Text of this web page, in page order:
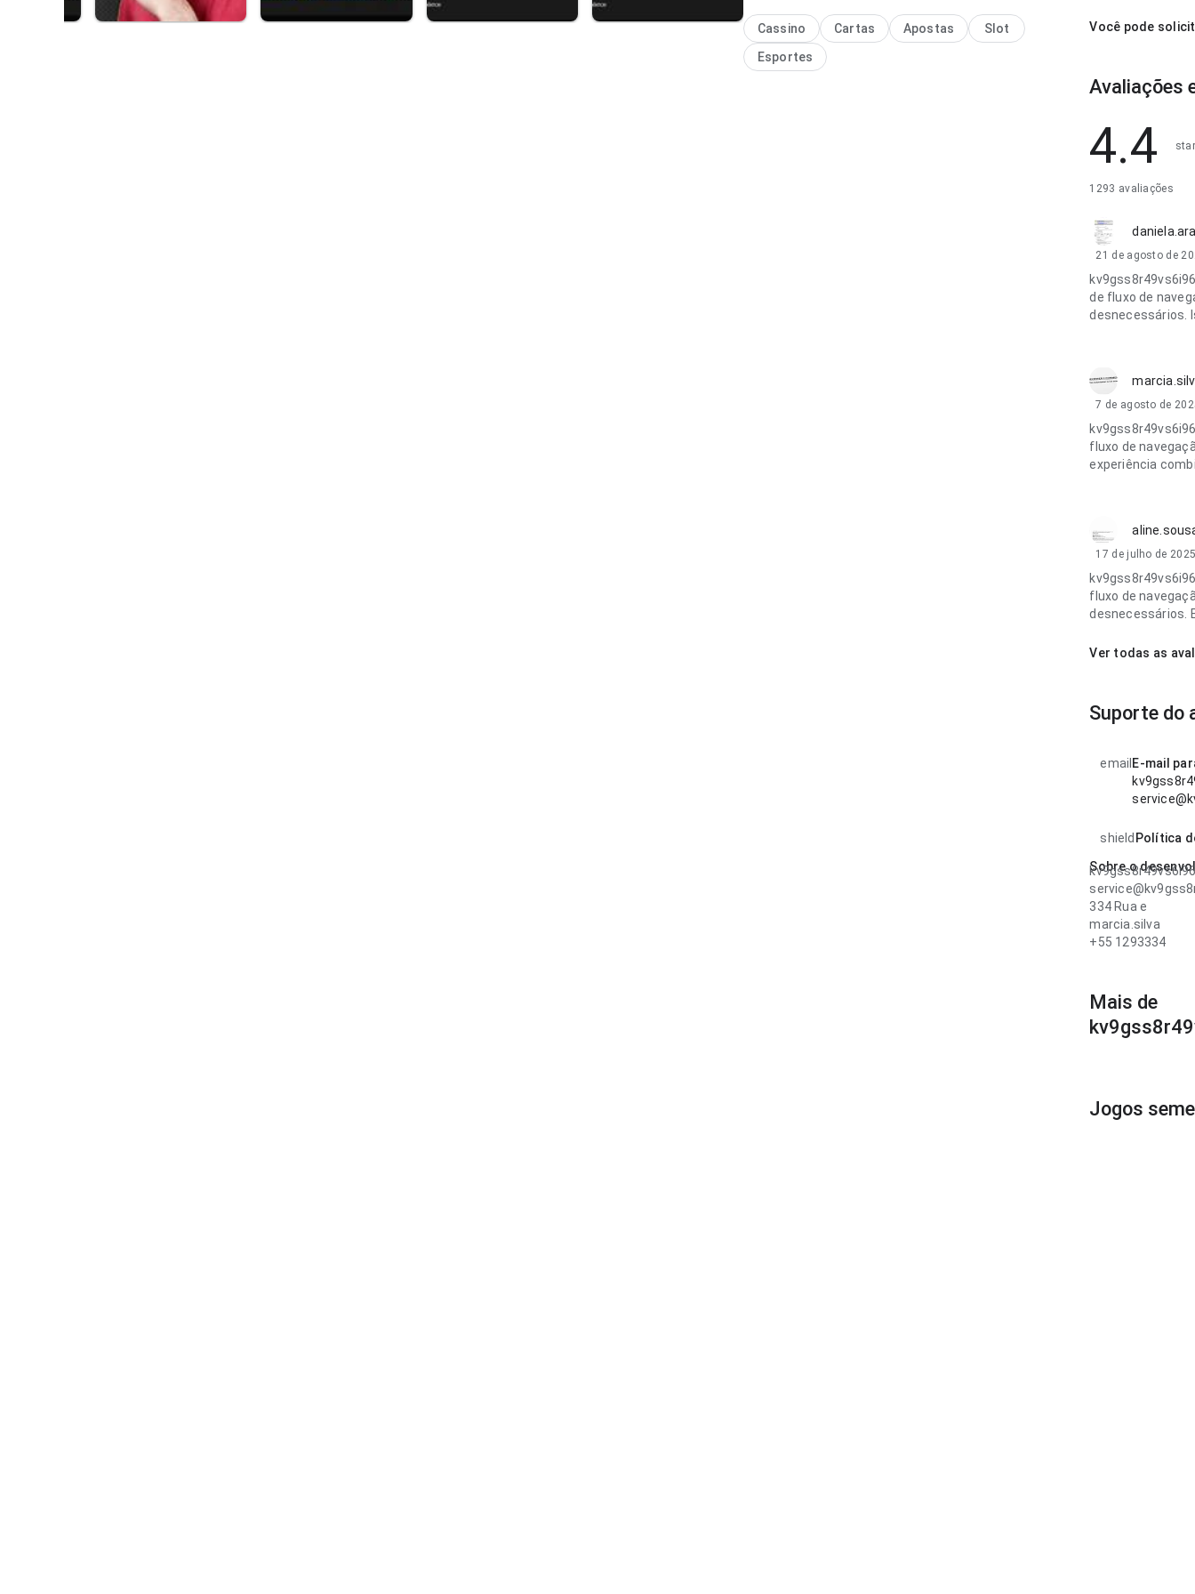
Cassino Cartas Apostas
Slot
Esportes
Você pode
Avaliações
4.4 star
1293 avaliações
21 de agosto de
de fluxo de
desnecessários.
7 de agosto de
fluxo de
experiência
17 de julho de
fluxo de
desnecessários.
Ver todas as
Suporte do
email E-mail
shield Política
Sobre o
334 Rua e
marcia.silva
+55 1293334
Mais de
Jogos